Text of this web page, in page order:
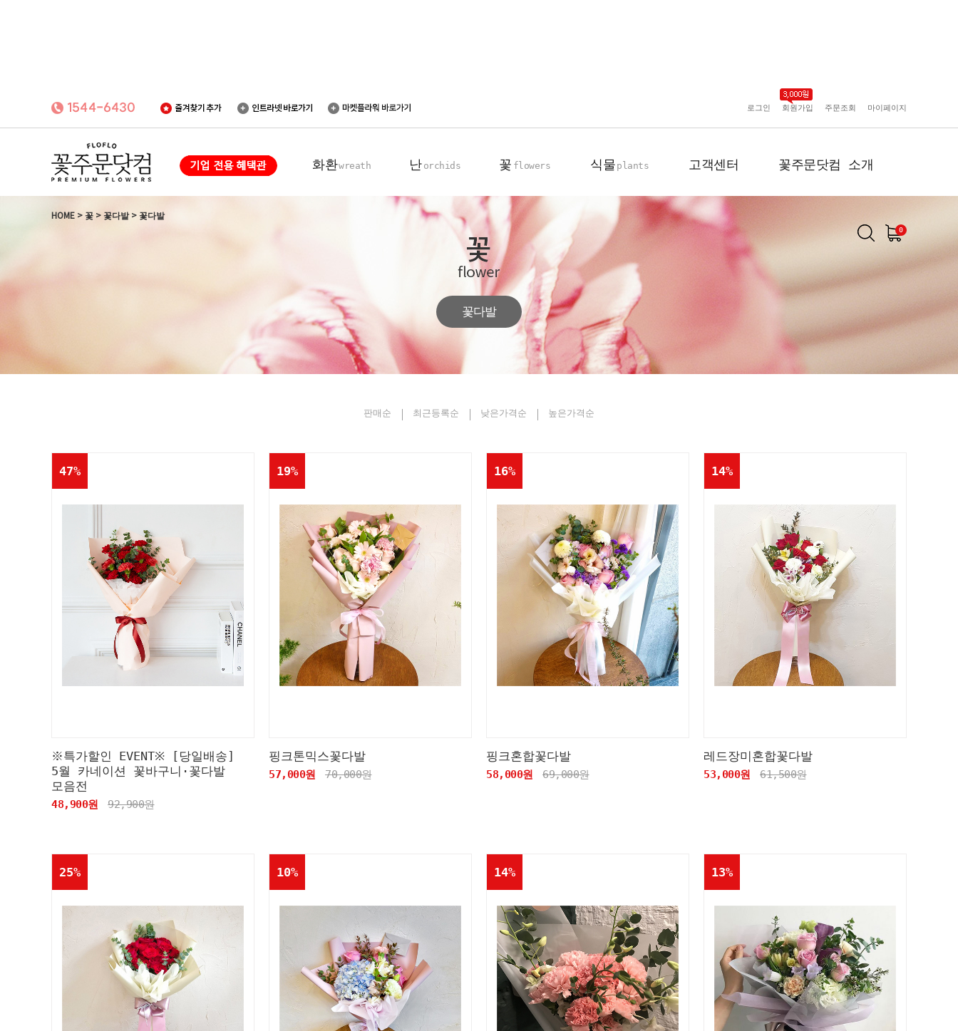
로그인 회원가입 주문조회 마이페이지
화환wreath 난 orchids 꽃 flowers 식물 plants 고객센터 꽃주문닷컴 소개
0
기업회원전용
꽃다발
꽃바구니
장미100송이
탁상용 화분
관엽 식물
인사말
회사 연혁
플로플로소개
HOME >꽃 > 꽃다발> 꽃다발
꽃다발
판매순 최근등록순 낮은가격순 높은가격순
47%
※특가할인 EVENT※ [당일배송]
5월 카네이션 꽃바구니·꽃다발
모음전
48,900원 92,900원
19%
핑크톤믹스꽃다발
57,000원 70,000원
16%
핑크혼합꽃다발
58,000원 69,000원
14%
레드장미혼합꽃다발
53,000원 61,500원
25% 10% 14% 13%